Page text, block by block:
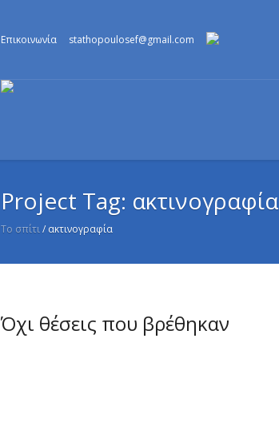
Επικοινωνία stathopoulosef@gmail.com
Project Tag: ακτινογραφία
Το σπίτι/ ακτινογραφία
Όχι θέσεις που βρέθηκαν